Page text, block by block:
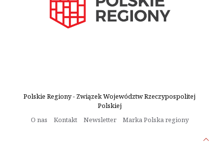
Polskie Regiony - Związek Województw Rzeczypospolitej
Polskiej
O nas
Kontakt Newsletter Marka Polska regiony